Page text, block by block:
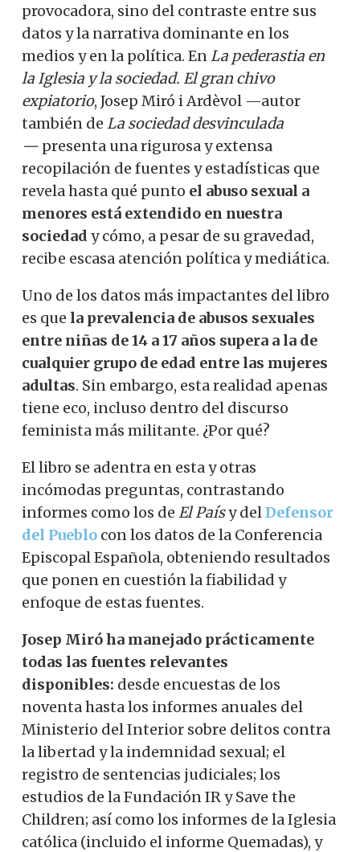
provocadora, sino del contraste entre sus
datos y la narrativa dominante en los
medios y en la política. EnLa pederastia en
la Iglesia y la sociedad. El gran chivo
expiatorio, Josep Miró i Ardèvol —autor
también de La sociedad desvinculada
— presenta una rigurosa y extensa
recopilación de fuentes y estadísticas que
revela hasta qué punto el abuso sexual a
menores está extendido en nuestra
sociedad y cómo, a pesar de su gravedad,
recibe escasa atención política y mediática.
Uno de los datos más impactantes del libro
es que la prevalencia de abusos sexuales
entre niñas de 14 a 17 años supera a la de
cualquier grupo de edad entre las mujeres
adultas. Sin embargo, esta realidad apenas
tiene eco, incluso dentro del discurso
feminista más militante. ¿Por qué?
El libro se adentra en esta y otras
incómodas preguntas, contrastando
informes como los de El Paísy delDefensor
del Pueblo con los datos de la Conferencia
Episcopal Española, obteniendo resultados
que ponen en cuestión la fiabilidad y
enfoque de estas fuentes.
Josep Miró ha manejado prácticamente
todas las fuentes relevantes
disponibles: desde encuestas de los
noventa hasta los informes anuales del
Ministerio del Interior sobre delitos contra
la libertad y la indemnidad sexual; el
registro de sentencias judiciales; los
estudios de la Fundación IR y Save the
Children; así como los informes de la Iglesia
católica (incluido el informe Quemadas), y